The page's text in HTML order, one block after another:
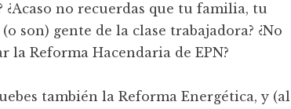
¿Acaso no recuerdas que tu familia, tu
son) gente de la clase trabajadora? ¿No
la Reforma Hacendaria de EPN?
también la Reforma Energética, y (al